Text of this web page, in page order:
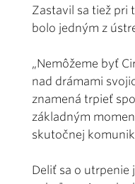
Zastavil sa tiež pri
bolo jedným z
„Nemôžeme byť
nad drámami
znamená trpieť
základným
skutočnej
Deliť sa o utrpenie